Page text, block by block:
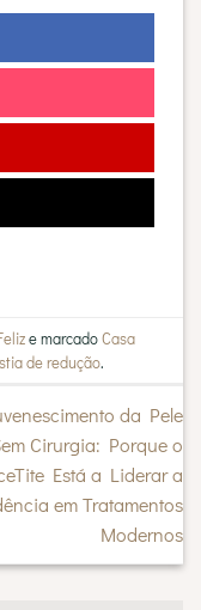
e marcadoCasa
de redução.
da Pele
Cirurgia: Porque o
Está a Liderar a
em Tratamentos
Modernos